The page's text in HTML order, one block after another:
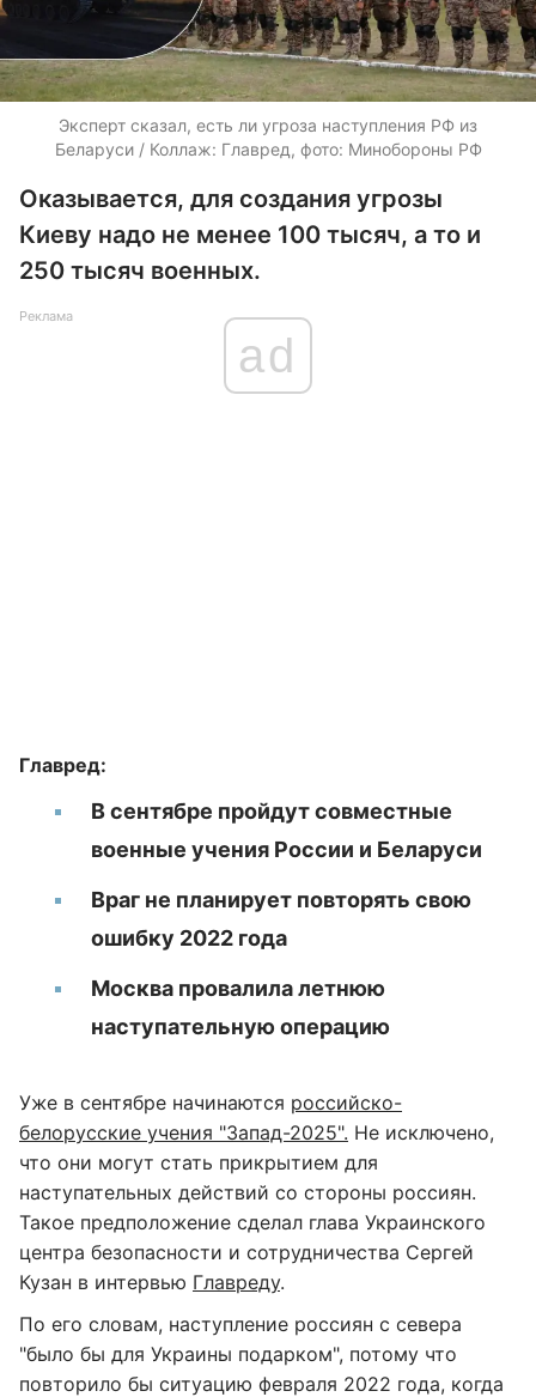
Эксперт сказал, есть ли угроза наступления РФ из
Беларуси / Коллаж: Главред, фото: Минобороны РФ
Оказывается, для создания угрозы
Киеву надо не менее 100 тысяч, а то и
250 тысяч военных.
Реклама
ad
Главред:
В сентябре пройдут совместные
военные учения России и Беларуси
Враг не планирует повторять свою
ошибку 2022 года
Москва провалила летнюю
наступательную операцию
Уже в сентябре начинаются российско-
белорусские учения "Запад-2025". Не исключено,
что они могут стать прикрытием для
наступательных действий со стороны россиян.
Такое предположение сделал глава Украинского
центра безопасности и сотрудничества Сергей
Кузан в интервью Главреду.
По его словам, наступление россиян с севера
"было бы для Украины подарком", потому что
повторило бы ситуацию февраля 2022 года, когда